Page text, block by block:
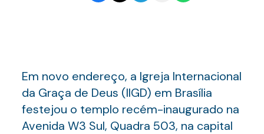
Em novo endereço, a Igreja Internacional
da Graça de Deus (IIGD) em Brasília
festejou o templo recém-inaugurado na
Avenida W3 Sul, Quadra 503, na capital